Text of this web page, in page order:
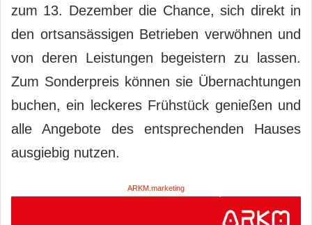
zum 13. Dezember die Chance, sich direkt in
den ortsansässigen Betrieben verwöhnen und
von deren Leistungen begeistern zu lassen.
Zum Sonderpreis können sie Übernachtungen
buchen, ein leckeres Frühstück genießen und
alle Angebote des entsprechenden Hauses
ausgiebig nutzen.
ARKM.marketing